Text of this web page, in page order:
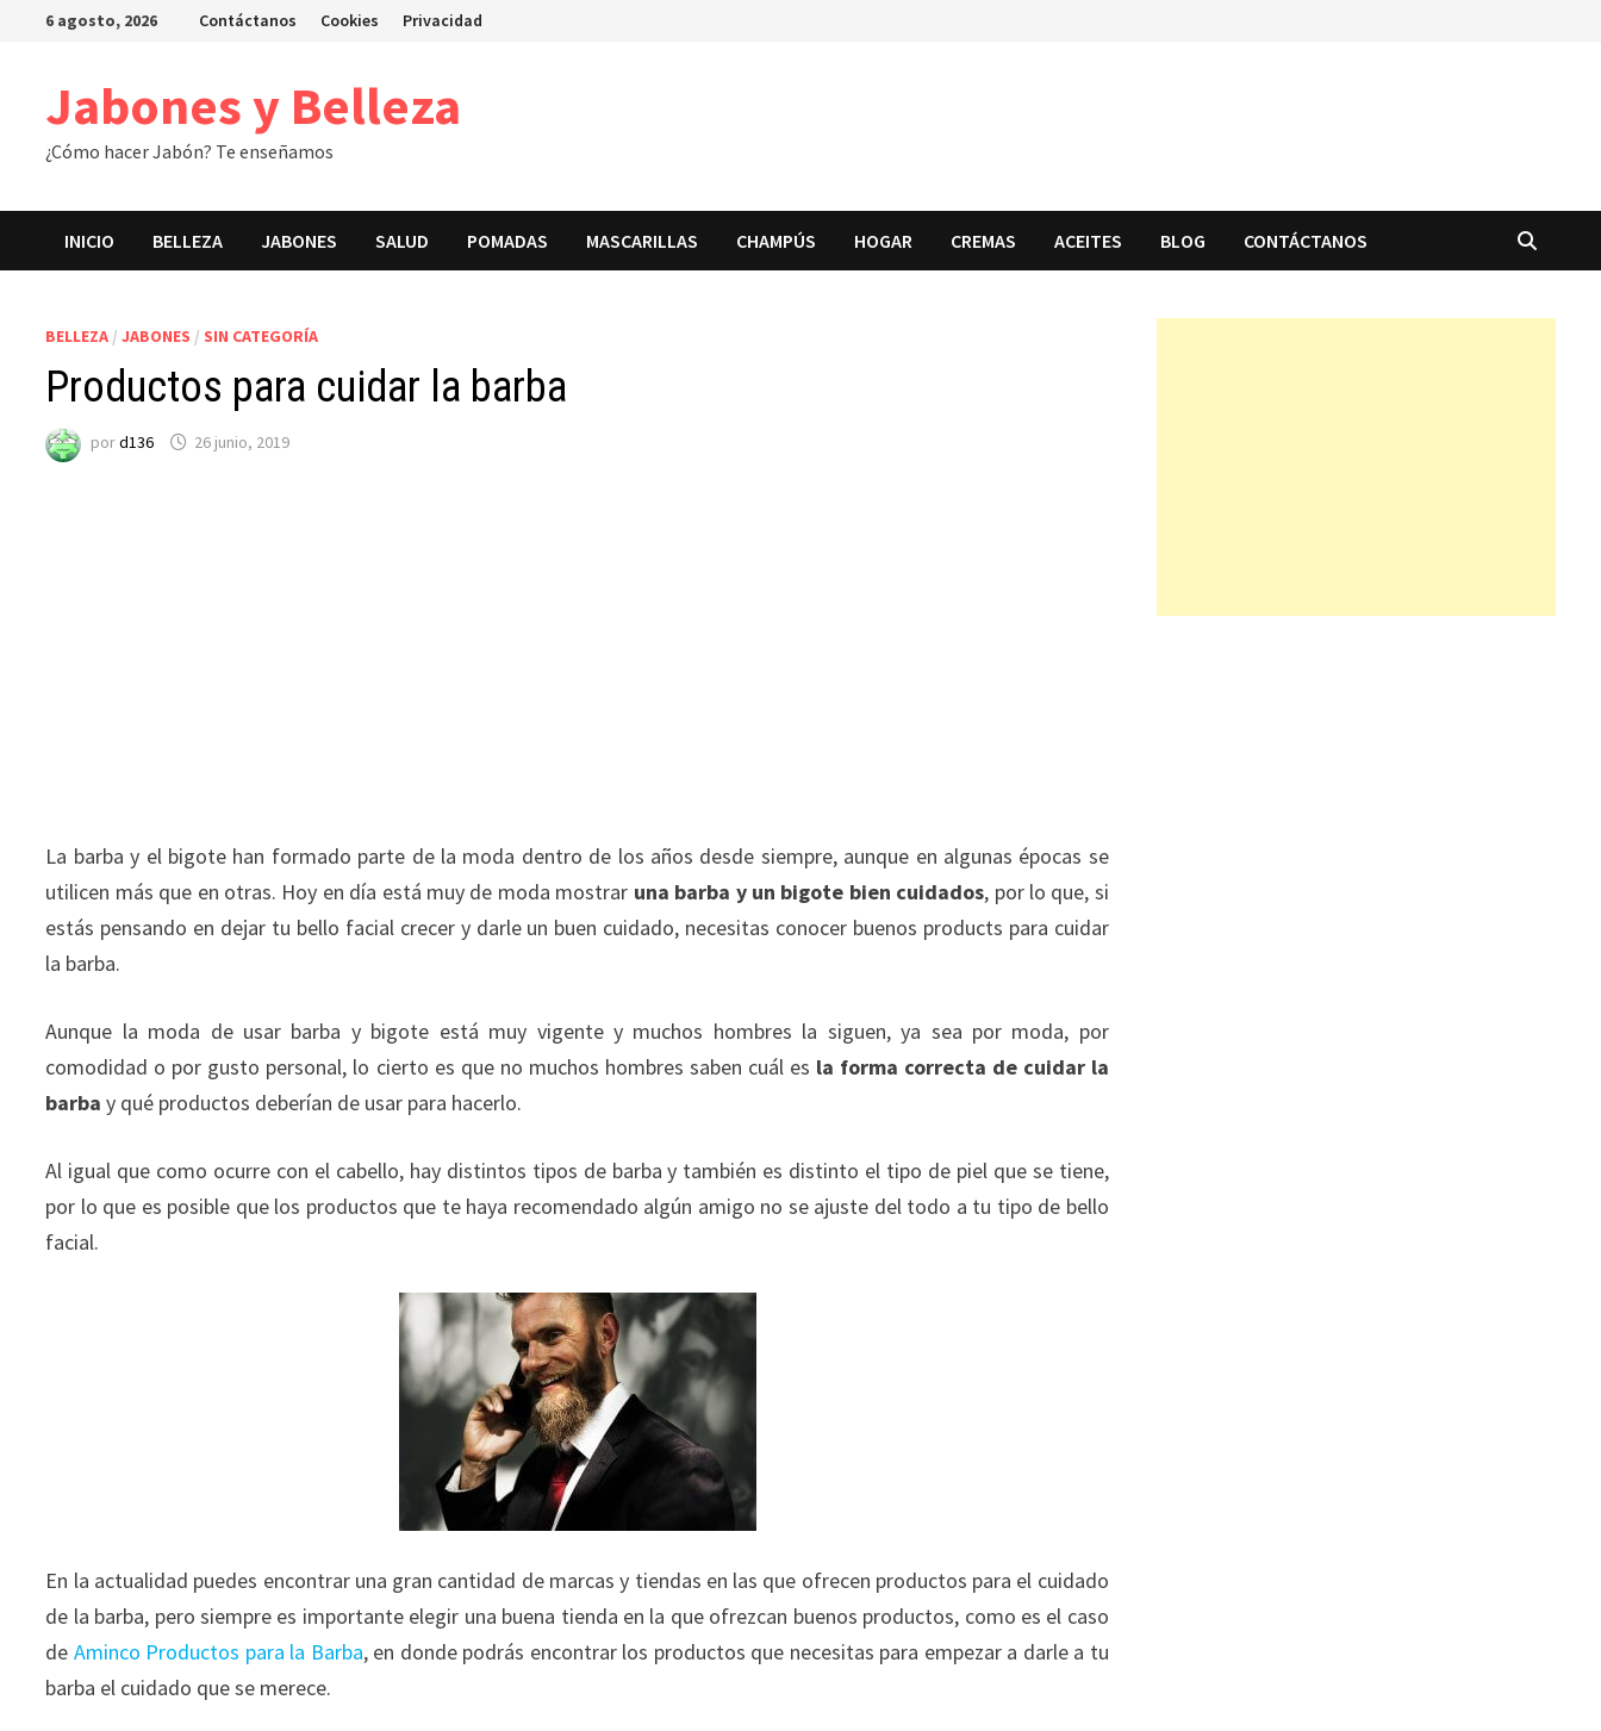
Saltar6 agosto, 2026 Contáctanos Cookies Privacidad
Jabones y Belleza
¿Cómo hacer Jabón? Te enseñamos
INICIO BELLEZA JABONES SALUD POMADAS MASCARILLAS CHAMPÚS HOGAR CREMAS ACEITES BLOG CONTÁCTANOS
BELLEZA /JABONES / SIN CATEGORÍA
Productos para cuidar la barba
pord136 26 junio, 2019
La barba y el bigote han formado parte de la moda dentro de los años desde siempre, aunque en algunas épocas se
utilicen más que en otras. Hoy en día está muy de moda mostrar una barba y un bigote bien cuidados, por lo que, si
estás pensando en dejar tu bello facial crecer y darle un buen cuidado, necesitas conocer buenos products para cuidar
la barba.
Aunque la moda de usar barba y bigote está muy vigente y muchos hombres la siguen, ya sea por moda, por
comodidad o por gusto personal, lo cierto es que no muchos hombres saben cuál es la forma correcta de cuidar la
barbay qué productos deberían de usar para hacerlo.
Al igual que como ocurre con el cabello, hay distintos tipos de barba y también es distinto el tipo de piel que se tiene,
por lo que es posible que los productos que te haya recomendado algún amigo no se ajuste del todo a tu tipo de bello
facial.
En la actualidad puedes encontrar una gran cantidad de marcas y tiendas en las que ofrecen productos para el cuidado
de la barba, pero siempre es importante elegir una buena tienda en la que ofrezcan buenos productos, como es el caso
de Aminco Productos para la Barba, en donde podrás encontrar los productos que necesitas para empezar a darle a tu
barba el cuidado que se merece.